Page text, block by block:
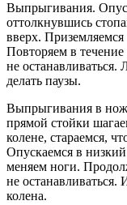
Выпрыгивания.
оттолкнувшись
вверх. Приземляемся
Повторяем в
не останавливаться.
делать паузы.
Выпрыгивания в
прямой стойки
колене, стараемся,
Опускаемся в
меняем ноги.
не останавливаться.
колена.